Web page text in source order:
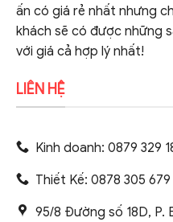
ấn có giá rẻ nhất nhưng
khách sẽ có được những
với giá cả hợp lý nhất!
LIÊN HỆ
Kinh doanh: 0879 329
Thiết Kế: 0878 305 679
95/8 Đường số 18D, P.